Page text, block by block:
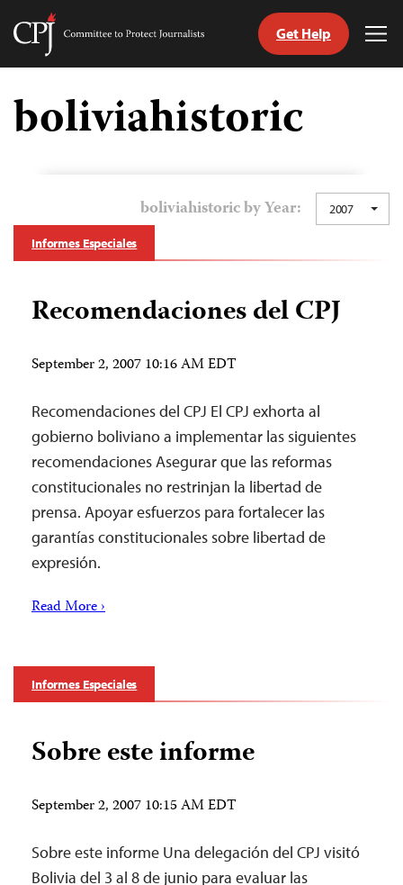
Skip
content
Committee
Journalists
Get Help
boliviahistoric
boliviahistoric by Year: 2007
Informes Especiales
Recomendaciones del CPJ
September 2, 2007 10:16 AM EDT
Recomendaciones del CPJ El CPJ exhorta al
gobierno boliviano a implementar las siguientes
recomendaciones Asegurar que las reformas
constitucionales no restrinjan la libertad de
prensa. Apoyar esfuerzos para fortalecer las
garantías constitucionales sobre libertad de
expresión.
Read More ›
Informes Especiales
Sobre este informe
September 2, 2007 10:15 AM EDT
Sobre este informe Una delegación del CPJ visitó
Bolivia del 3 al 8 de junio para evaluar las